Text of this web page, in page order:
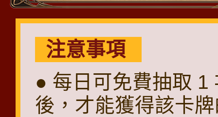
注意事項
● 每日可免費抽取 1
後，才能獲得該卡